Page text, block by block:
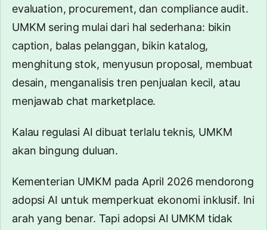
evaluation, procurement, dan compliance audit.
UMKM sering mulai dari hal sederhana: bikin
caption, balas pelanggan, bikin katalog,
menghitung stok, menyusun proposal, membuat
desain, menganalisis tren penjualan kecil, atau
menjawab chat marketplace.
Kalau regulasi AI dibuat terlalu teknis, UMKM
akan bingung duluan.
Kementerian UMKM pada April 2026 mendorong
adopsi AI untuk memperkuat ekonomi inklusif. Ini
arah yang benar. Tapi adopsi AI UMKM tidak